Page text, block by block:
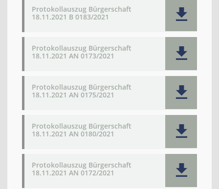
Protokollauszug Bürgerschaft
18.11.2021 B 0183/2021
Protokollauszug Bürgerschaft
18.11.2021 AN 0173/2021
Protokollauszug Bürgerschaft
18.11.2021 AN 0175/2021
Protokollauszug Bürgerschaft
18.11.2021 AN 0180/2021
Protokollauszug Bürgerschaft
18.11.2021 AN 0172/2021